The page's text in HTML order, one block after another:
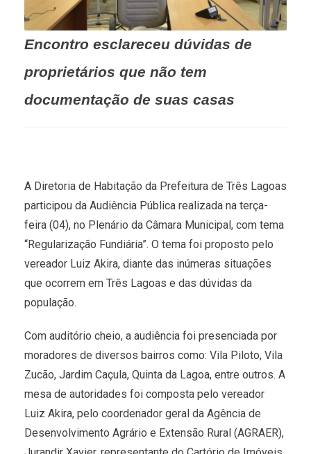
Encontro esclareceu dúvidas de
proprietários que não tem
documentação de suas casas
A Diretoria de Habitação da Prefeitura de Três Lagoas
participou da Audiência Pública realizada na terça-
feira (04), no Plenário da Câmara Municipal, com tema
“Regularização Fundiária”. O tema foi proposto pelo
vereador Luiz Akira, diante das inúmeras situações
que ocorrem em Três Lagoas e das dúvidas da
população.
Com auditório cheio, a audiência foi presenciada por
moradores de diversos bairros como: Vila Piloto, Vila
Zucão, Jardim Caçula, Quinta da Lagoa, entre outros. A
mesa de autoridades foi composta pelo vereador
Luiz Akira, pelo coordenador geral da Agência de
Desenvolvimento Agrário e Extensão Rural (AGRAER),